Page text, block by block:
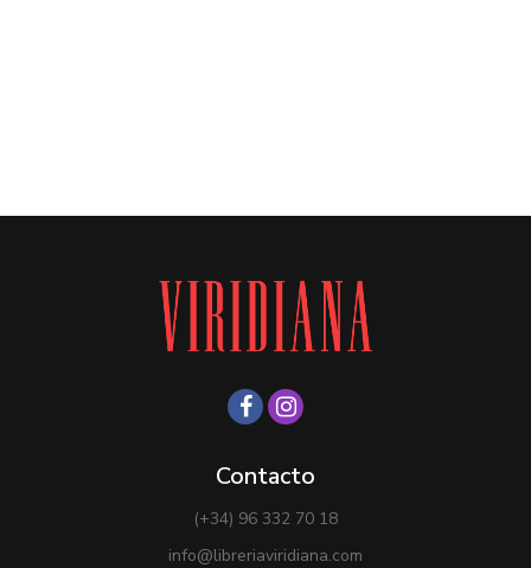
Contacto
(+34) 96 332 70 18
info@libreriaviridiana.com